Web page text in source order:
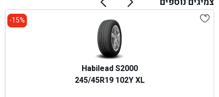
15%-
Habilead S2000
245/45R19 102Y XL